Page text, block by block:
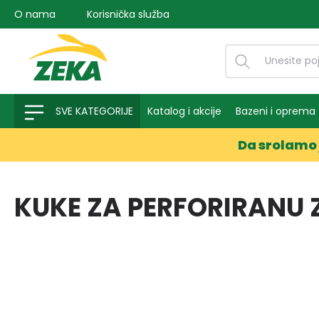
pretragu Preskoči na glavnu navigaciju
O nama Korisnička služba
SVE KATEGORIJE Katalog i akcije Bazeni i oprema
Da
KUKE ZA